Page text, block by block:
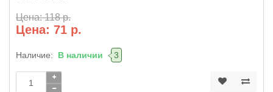
Цена: 118 р.
Цена: 71 р.
Наличие: В наличии 3